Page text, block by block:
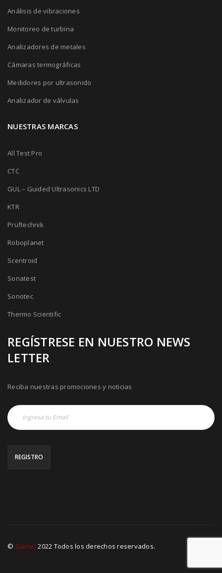
Análisis de vibraciones
Monitoreo de turbina
Analizadores de metales
Cámaras termográficas
Medidores por ultrasonido
Analizador de válvulas
NUESTRAS MARCAS
All Test Pro
CTC
GUL – Guided Ultrasonics LTD
KTR
Prüftechnik
Roboplanet
Scentroid
Sonatest
Sonotec
Thermo Scientific
REGÍSTRESE EN NUESTRO NEWS
LETTER
Reciba nuestras promociones y noticias
© Gartec2022 Todos los derechos reservados.